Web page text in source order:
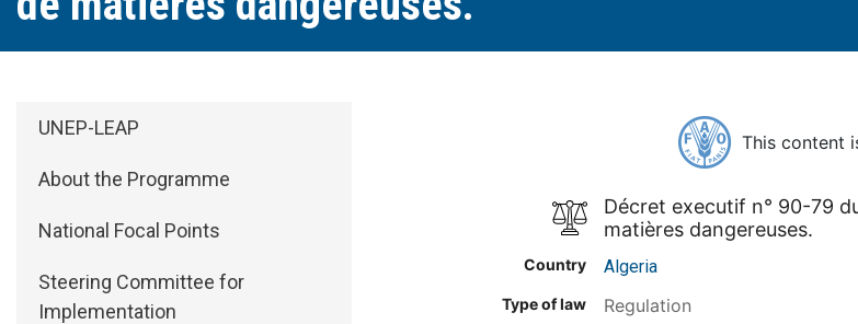
This content
Décret executif n° 90-79
matières dangereuses.
Country Algeria
Type of law Regulation
Side Menu: About
UNEP-LEAP
About the Programme
National Focal Points
Steering Committee for
Implementation